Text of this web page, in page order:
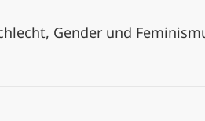
Gender und